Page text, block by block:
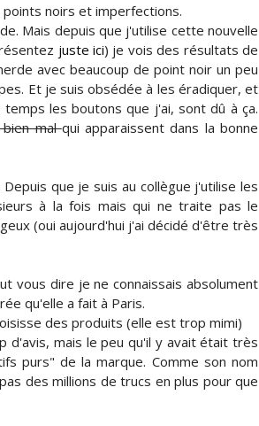
noirs et imperfections.
Mais depuis que j'utilise cette nouvelle
juste ici) je vois des résultats de
avec beaucoup de point noir un peu
Et je suis obsédée à les éradiquer, et
les boutons que j'ai, sont dû à ça.
bien malqui apparaissent dans la bonne
que je suis au collègue j'utilise les
à la fois mais qui ne traite pas le
(oui aujourd'hui j'ai décidé d'être très
vous dire je ne connaissais absolument
qu'elle a fait à Paris.
des produits (elle est trop mimi)
d'avis, mais le peu qu'il y avait était très
purs" de la marque. Comme son nom
des millions de trucs en plus pour que